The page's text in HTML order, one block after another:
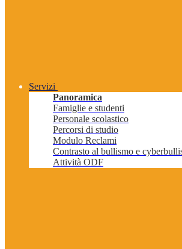
Servizi
Panoramica
Famiglie e studenti
Personale scolastico
Percorsi di studio
Modulo Reclami
Contrasto al bullismo e
Attività ODF